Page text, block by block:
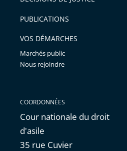
avant
PUBLICATIONS
VOS DÉMARCHES
Marchés public
Nous rejoindre
COORDONNÉES
Cour nationale du droit
d'asile
35 rue Cuvier